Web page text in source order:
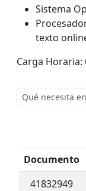
Sistema
texto
Carga
Documento
41832949